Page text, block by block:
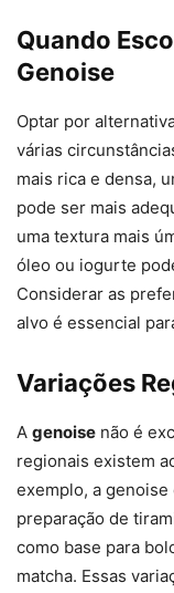
Quando
Genoise
Optar por
várias
mais rica e densa,
pode ser mais
uma textura mais
óleo ou iogurte
Considerar as
alvo é essencial
Variações
A genoise não é
regionais existem
exemplo, a
preparação de
como base para
matcha. Essas